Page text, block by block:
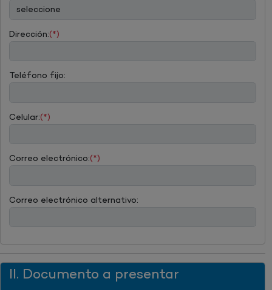
Dirección:(*)
Teléfono fijo:
Celular:(*)
Correo electrónico:(*)
Correo electrónico alternativo:
II. Documento a presentar